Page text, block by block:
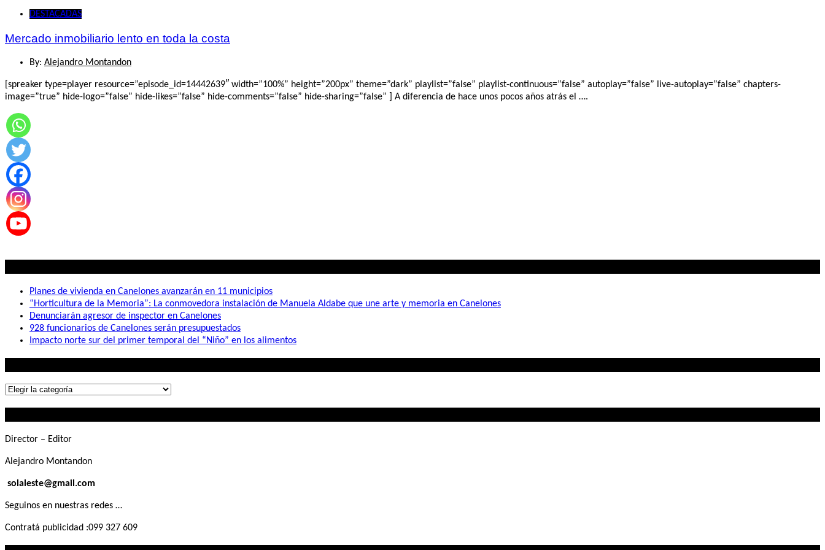
DESTACADAS
Mercado inmobiliario lento en toda la costa
By: Alejandro Montandon
[spreaker type=player resource=”episode_id=14442639″ width=”100%” height=”200px” theme=”dark” playlist=”false” playlist-continuous=”false” autoplay=”false” live-autoplay=”false” chapters-
image=”true” hide-logo=”false” hide-likes=”false” hide-comments=”false” hide-sharing=”false” ] A diferencia de hace unos pocos años atrás el ….
Planes de vivienda en Canelones avanzarán en 11 municipios
“Horticultura de la Memoria”: La conmovedora instalación de Manuela Aldabe que une arte y memoria en Canelones
Denunciarán agresor de inspector en Canelones
928 funcionarios de Canelones serán presupuestados
Impacto norte sur del primer temporal del “Niño” en los alimentos
Lo
Director – Editor
Alejandro Montandon
solaleste@gmail.com
Seguinos en nuestras redes …
Contratá publicidad :099 327 609